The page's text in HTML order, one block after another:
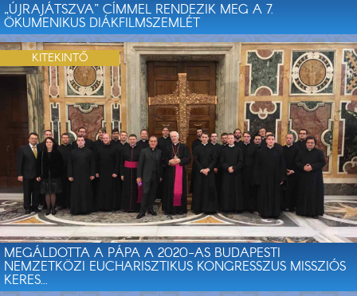
„ÚJRAJÁTSZVA” CÍMMEL RENDEZIK MEG A 7.
ÖKUMENIKUS DIÁKFILMSZEMLÉT
MEGÁLDOTTA A PÁPA A 2020-AS BUDAPESTI
NEMZETKÖZI EUCHARISZTIKUS KONGRESSZUS MISSZIÓS
KERES...
KITEKINTŐ